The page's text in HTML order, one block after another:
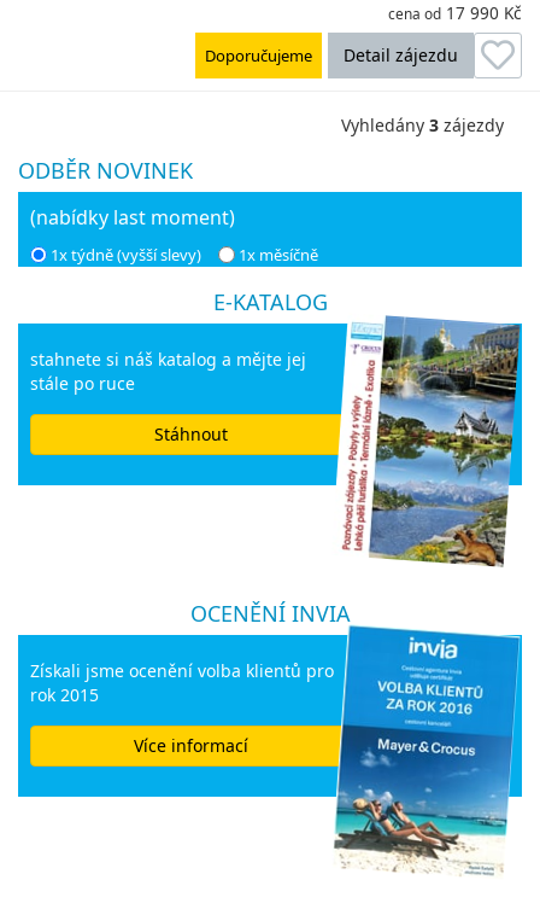
cena od 17 990 Kč
Detail zájezdu
Doporučujeme
Vyhledány 3 zájezdy
ODBĚR NOVINEK
(nabídky last moment)
1x týdně (vyšší slevy) 1x měsíčně
E-KATALOG
stahnete si náš katalog a mějte jej
stále po ruce
Stáhnout
OCENĚNÍ INVIA
Získali jsme ocenění volba klientů pro
rok 2015
Více informací